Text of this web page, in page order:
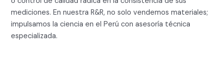
mediciones. En nuestra R&R, no solo vendemos materiales;
impulsamos la ciencia en el Perú con asesoría técnica
especializada.